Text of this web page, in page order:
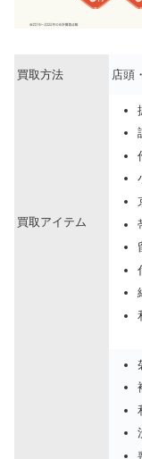
買取方法 店頭
買取アイテム